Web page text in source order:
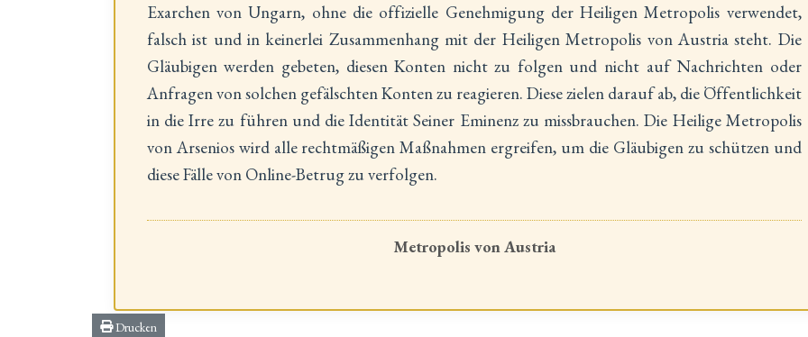
Exarchen von Ungarn, ohne die offizielle Genehmigung der Heiligen Metropolis verwendet,
falsch ist und in keinerlei Zusammenhang mit der Heiligen Metropolis von Austria steht. Die
Gläubigen werden gebeten, diesen Konten nicht zu folgen und nicht auf Nachrichten oder
Anfragen von solchen gefälschten Konten zu reagieren. Diese zielen darauf ab, die Öffentlichkeit
in die Irre zu führen und die Identität Seiner Eminenz zu missbrauchen. Die Heilige Metropolis
von Arsenios wird alle rechtmäßigen Maßnahmen ergreifen, um die Gläubigen zu schützen und
diese Fälle von Online-Betrug zu verfolgen.
Metropolis von Austria
Drucken